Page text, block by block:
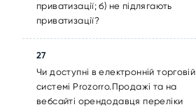
приватизації; б) не підлягають
приватизації?
27
Чи доступні в електронній торговій
системі Prozorro.Продажі та на
вебсайті орендодавця переліки